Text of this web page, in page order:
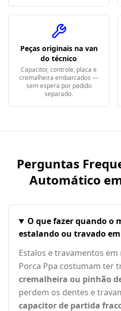
Peças originais na van
do técnico
Capacitor, controle, placa e
cremalheira embarcados —
sem espera por pedido
separado.
Perguntas
Automático
O que fazer quando o
estalando ou travado em
Estalos e travamentos em
Porca Ppa costumam ter
cremalheira ou pinhão
perdem os dentes e
capacitor de partida